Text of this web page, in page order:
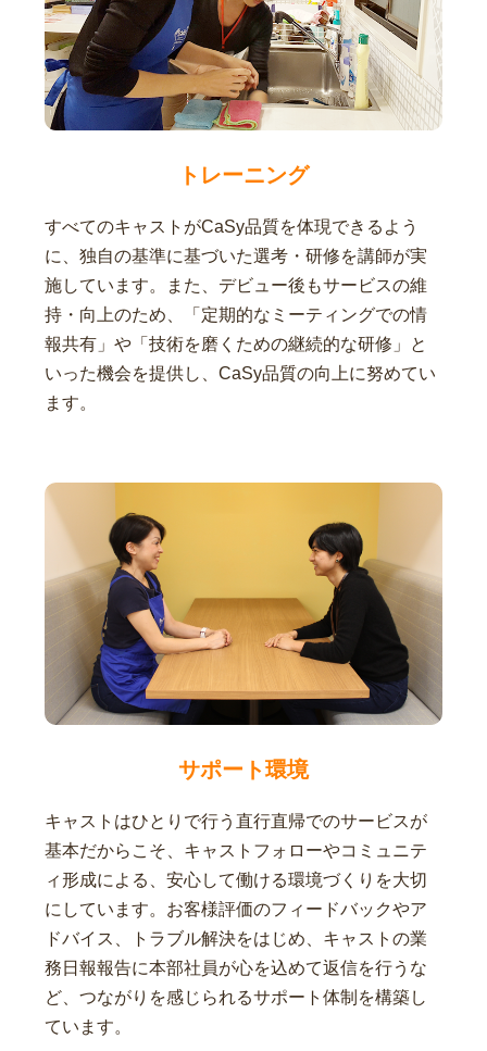
トレーニング
すべてのキャストがCaSy品質を体現できるよう
に、独自の基準に基づいた選考・研修を講師が実
施しています。また、デビュー後もサービスの維
持・向上のため、「定期的なミーティングでの情
報共有」や「技術を磨くための継続的な研修」と
いった機会を提供し、CaSy品質の向上に努めてい
ます。
サポート環境
キャストはひとりで行う直行直帰でのサービスが
基本だからこそ、キャストフォローやコミュニテ
ィ形成による、安心して働ける環境づくりを大切
にしています。お客様評価のフィードバックやア
ドバイス、トラブル解決をはじめ、キャストの業
務日報報告に本部社員が心を込めて返信を行うな
ど、つながりを感じられるサポート体制を構築し
ています。